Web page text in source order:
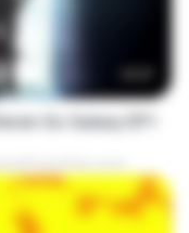
Go Galaxy EP1